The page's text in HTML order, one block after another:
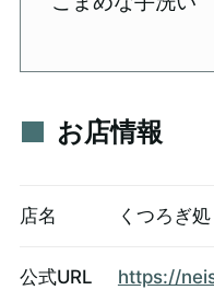
お店情報
店名 くつろぎ
公式URL https://